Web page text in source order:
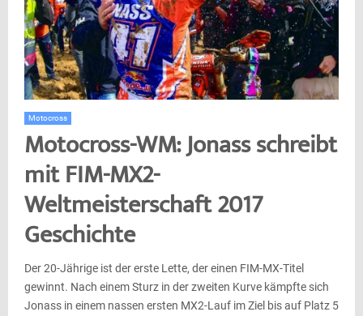
Motocross
Motocross-WM: Jonass schreibt
mit FIM-MX2-
Weltmeisterschaft 2017
Geschichte
Der 20-Jährige ist der erste Lette, der einen FIM-MX-Titel
gewinnt. Nach einem Sturz in der zweiten Kurve kämpfte sich
Jonass in einem nassen ersten MX2-Lauf im Ziel bis auf Platz 5